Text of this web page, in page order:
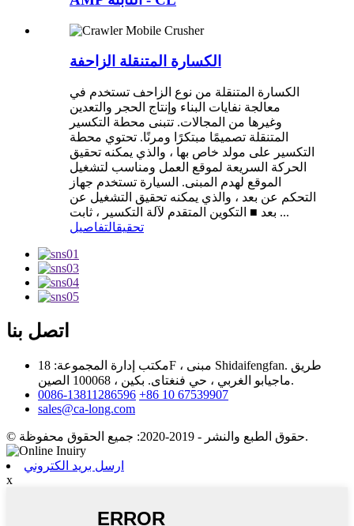
الكسارة المتنقلة الزاحفة
الكسارة المتنقلة من نوع الزاحف تستخدم في
معالجة نفايات البناء وإنتاج الحجر والتعدين
وغيرها من المجالات. تتبنى محطة التكسير
المتنقلة تصميمًا مبتكرًا ومرنًا. تحتوي محطة
التكسير على مولد خاص بها ، والذي يمكنه تحقيق
الحركة السريعة لموقع العمل ومناسب لتشغيل
الموقع لهدم المبنى. السيارة تستخدم جهاز
التحكم عن بعد ، والذي يمكنه تحقيق التشغيل عن
بعد ■ التكوين المتقدم لآلة التكسير ، ثابت ...
تحقيقالتفاصيل
اتصل بنا
مكتب إدارة المجموعة: 18F ، مبنى Shidaifengfan. طريق
ماجيابو الغربي ، حي فنغتاى. بكين ، 100068 الصين.
0086-13811286596 +86 10 67539907
sales@ca-long.com
© حقوق الطبع والنشر - 2019-2020: جميع الحقوق محفوظة.
ارسل بريد الكتروني
x